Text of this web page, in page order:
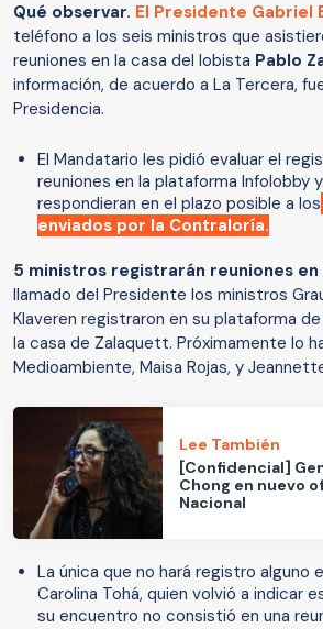
Qué observar. El Presidente Gabriel
teléfono a los seis ministros que
reuniones en la casa del lobista Pablo
información, de acuerdo a La Tercera,
Presidencia.
El Mandatario les pidió evaluar el
reuniones en la plataforma Infolobby
respondieran en el plazo posible a los
enviados por la Contraloría.
5 ministros registrarán reuniones en
llamado del Presidente los ministros
Klaveren registraron en su plataforma
la casa de Zalaquett. Próximamente lo
Medioambiente, Maisa Rojas, y
Lee También
[Confidencial]
Chong en nuevo
Nacional
La única que no hará registro alguno
Carolina Tohá, quien volvió a indicar
su encuentro no consistió en una